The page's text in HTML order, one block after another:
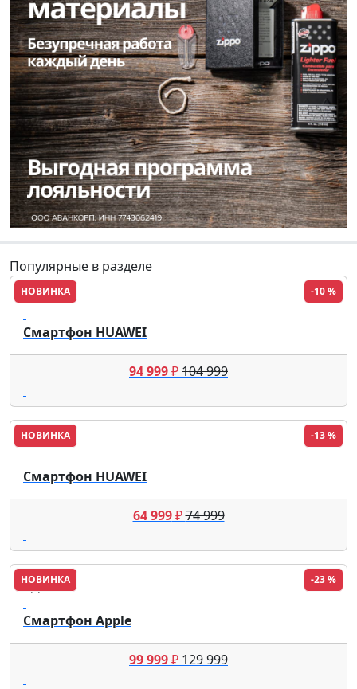
Популярные в разделе
НОВИНКА -10 %
HUAWEI
Смартфон HUAWEI
94 999₽104 999
НОВИНКА -13 %
HUAWEI
Смартфон HUAWEI
64 999₽74 999
НОВИНКА -23 %
Apple
Смартфон Apple
99 999₽129 999